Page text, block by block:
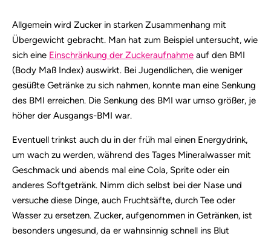
Allgemein wird Zucker in starken Zusammenhang mit
Übergewicht gebracht. Man hat zum Beispiel untersucht, wie
sich eine Einschränkung der Zuckeraufnahme auf den BMI
(Body Maß Index) auswirkt. Bei Jugendlichen, die weniger
gesüßte Getränke zu sich nahmen, konnte man eine Senkung
des BMI erreichen. Die Senkung des BMI war umso größer, je
höher der Ausgangs-BMI war.
Eventuell trinkst auch du in der früh mal einen Energydrink,
um wach zu werden, während des Tages Mineralwasser mit
Geschmack und abends mal eine Cola, Sprite oder ein
anderes Softgetränk. Nimm dich selbst bei der Nase und
versuche diese Dinge, auch Fruchtsäfte, durch Tee oder
Wasser zu ersetzen. Zucker, aufgenommen in Getränken, ist
besonders ungesund, da er wahnsinnig schnell ins Blut